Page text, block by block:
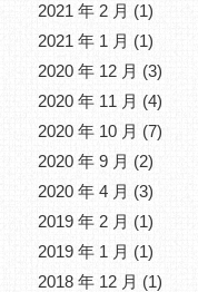
2021 年 2 月 (1)
2021 年 1 月 (1)
2020 年 12 月 (3)
2020 年 11 月 (4)
2020 年 10 月 (7)
2020 年 9 月 (2)
2020 年 4 月 (3)
2019 年 2 月 (1)
2019 年 1 月 (1)
2018 年 12 月 (1)